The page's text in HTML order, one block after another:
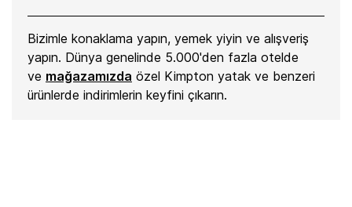
Bizimle konaklama yapın, yemek yiyin ve alışveriş
yapın. Dünya genelinde 5.000'den fazla otelde
ve mağazamızda özel Kimpton yatak ve benzeri
ürünlerde indirimlerin keyfini çıkarın.